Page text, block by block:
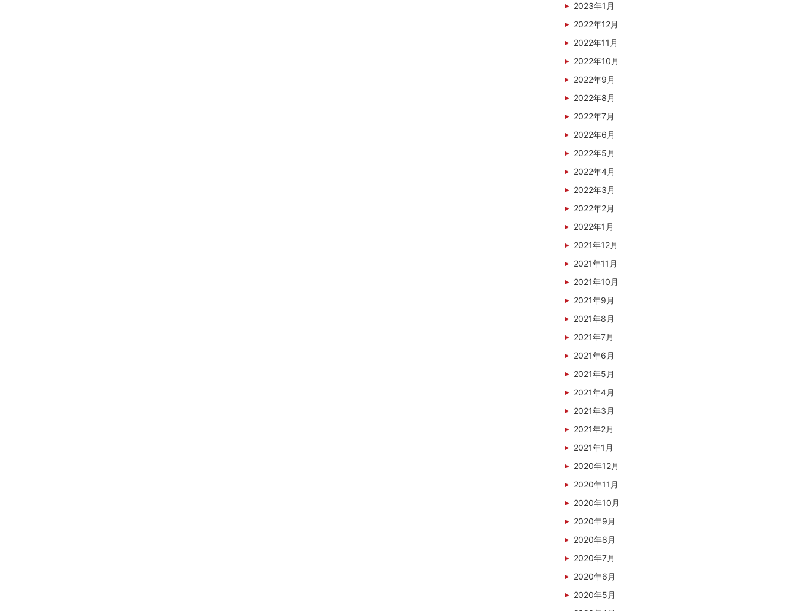
2023年1月
2022年12月
2022年11月
2022年10月
2022年9月
2022年8月
2022年7月
2022年6月
2022年5月
2022年4月
2022年3月
2022年2月
2022年1月
2021年12月
2021年11月
2021年10月
2021年9月
2021年8月
2021年7月
2021年6月
2021年5月
2021年4月
2021年3月
2021年2月
2021年1月
2020年12月
2020年11月
2020年10月
2020年9月
2020年8月
2020年7月
2020年6月
2020年5月